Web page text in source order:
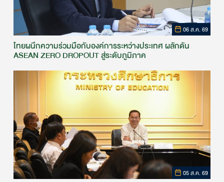
06 ส.ค. 69
ไทยผนึกความร่วมมือกับองค์การระหว่างประเทศ ผลักดัน
ASEAN ZERO DROPOUT สู่ระดับภูมิภาค
05 ส.ค. 69